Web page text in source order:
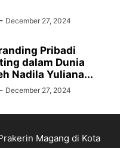
- December 27, 2024
Pribadi
dalam Dunia
Nadila Yuliana...
- December 27, 2024